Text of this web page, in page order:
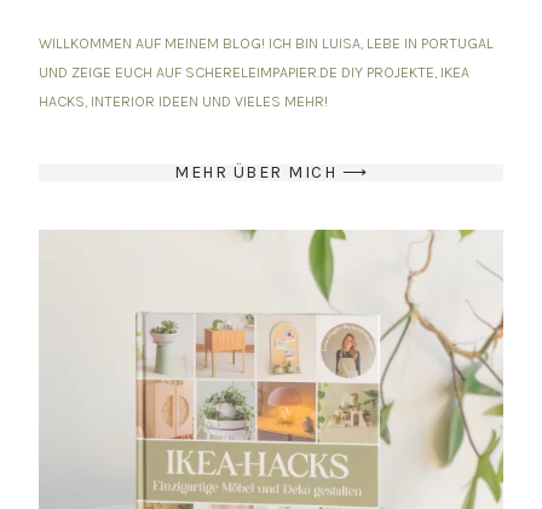
WILLKOMMEN AUF MEINEM BLOG! ICH BIN LUISA, LEBE IN PORTUGAL
UND ZEIGE EUCH AUF SCHERELEIMPAPIER.DE DIY PROJEKTE, IKEA
HACKS, INTERIOR IDEEN UND VIELES MEHR!
MEHR ÜBER MICH ⟶